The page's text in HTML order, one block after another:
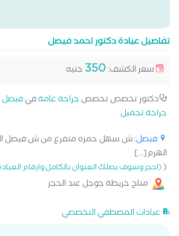
تفاصيل عيادة دكتور احمد فيصل
سعر الكشف:350 جنيه
دكتور تخصص تخصص جراحة عامةفيفيصل
جراحة تجميل
فيصل: ش سهل حمزه متفرع من ش فيصل
الهرم[...]
((احجز وسوف يصلك العنوان بالكامل وارقام
متاح خريطة جوجل عند الحجز
عيادات المصطفي التخصصي